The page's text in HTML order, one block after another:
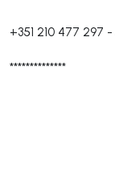
+351 210 477 297 -
**************